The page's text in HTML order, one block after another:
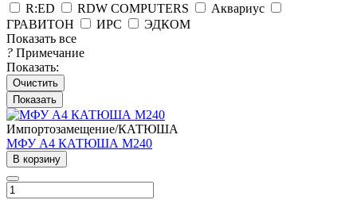
R:ED
RDW COMPUTERS
Аквариус
ГРАВИТОН
ИРС
ЭДКОМ
Показать все
? Примечание
Показать:
Очистить
Импортозамещение/КАТЮША
МФУ А4 КАТЮША M240
В корзину